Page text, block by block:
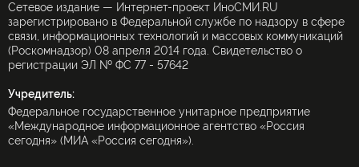
Сетевое издание — Интернет-проект ИноСМИ.RU
зарегистрировано в Федеральной службе по надзору в сфере
связи, информационных технологий и массовых коммуникаций
(Роскомнадзор) 08 апреля 2014 года. Свидетельство о
регистрации ЭЛ № ФС 77 - 57642
Учредитель:
Федеральное государственное унитарное предприятие
«Международное информационное агентство «Россия
сегодня» (МИА «Россия сегодня»).